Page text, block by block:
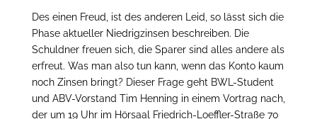
Des einen Freud, ist des anderen Leid, so lässt sich die
Phase aktueller Niedrigzinsen beschreiben. Die
Schuldner freuen sich, die Sparer sind alles andere als
erfreut. Was man also tun kann, wenn das Konto kaum
noch Zinsen bringt? Dieser Frage geht BWL-Student
und ABV-Vorstand Tim Henning in einem Vortrag nach,
der um 19 Uhr im Hörsaal Friedrich-Loeffler-Straße 70